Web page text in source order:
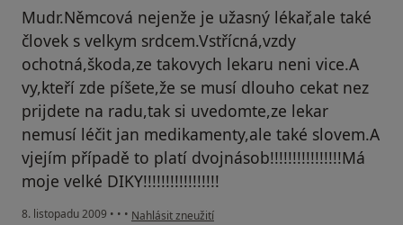
Mudr.Němcová nejenže je užasný lékař,ale také
človek s velkym srdcem.Vstřícná,vzdy
ochotná,škoda,ze takovych lekaru neni vice.A
vy,kteří zde píšete,že se musí dlouho cekat nez
prijdete na radu,tak si uvedomte,ze lekar
nemusí léčit jan medikamenty,ale také slovem.A
vjejím případě to platí dvojnásob!!!!!!!!!!!!!!!!Má
moje velké DIKY!!!!!!!!!!!!!!!!!
8. listopadu 2009 • • • podle názoru uživatele Pacient
Nahlásit zneužití